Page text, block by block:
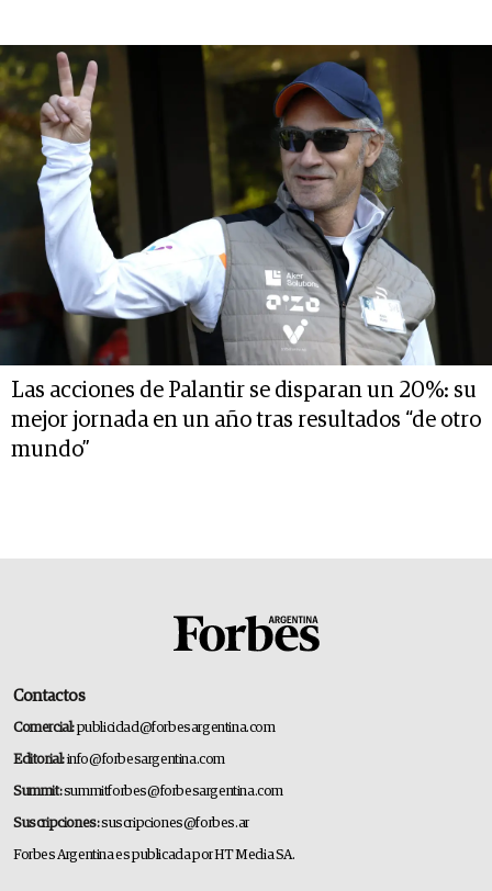
Las acciones de Palantir se disparan un 20%: su
mejor jornada en un año tras resultados “de otro
mundo”
Contactos
Comercial:publicidad@forbesargentina.com
Editorial:info@forbesargentina.com
Summit:summitforbes@forbesargentina.com
Suscripciones:suscripciones@forbes.ar
Forbes Argentina es publicada por HT Media SA.